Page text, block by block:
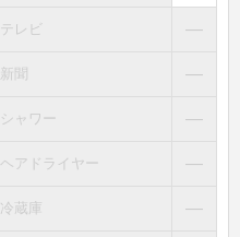
テレビ ―
新聞 ―
シャワー ―
ヘアドライヤー ―
冷蔵庫 ―